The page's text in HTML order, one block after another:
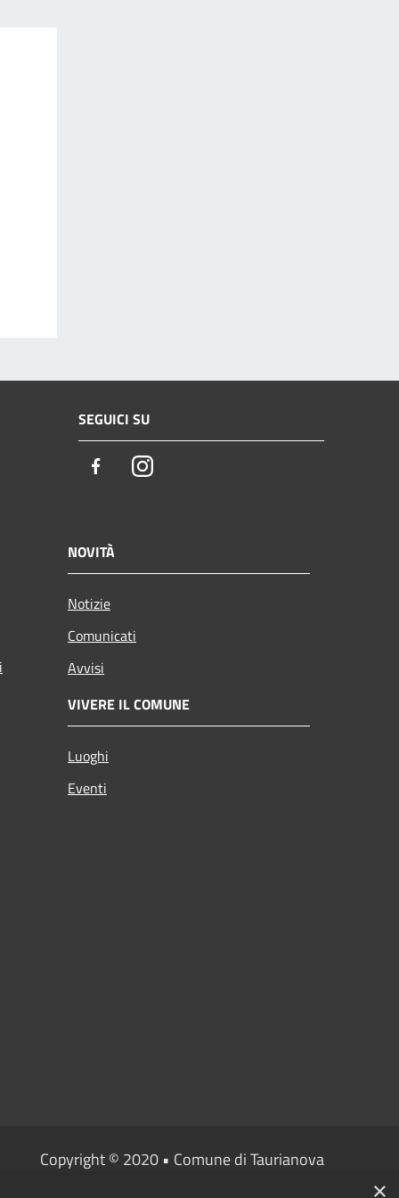
SEGUICI SU
FacebookInstagram
NOVITÀ
Notizie
Comunicati
Avvisi
VIVERE IL COMUNE
Luoghi
Eventi
Copyright © 2020 • Comune di Taurianova
×